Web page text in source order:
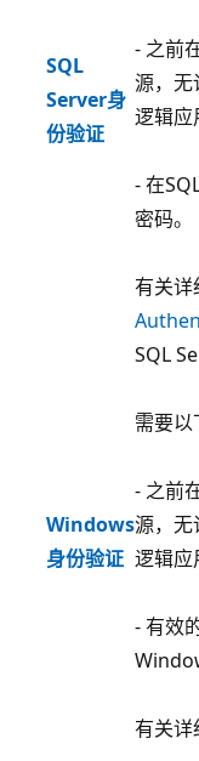
SQL
Server身
份验证
- 之前
源，无
逻辑应
- 在
密码。
有关详
Windows
身份验证
SQL
需要以
- 之前
源，无
逻辑应
- 有效
有关详